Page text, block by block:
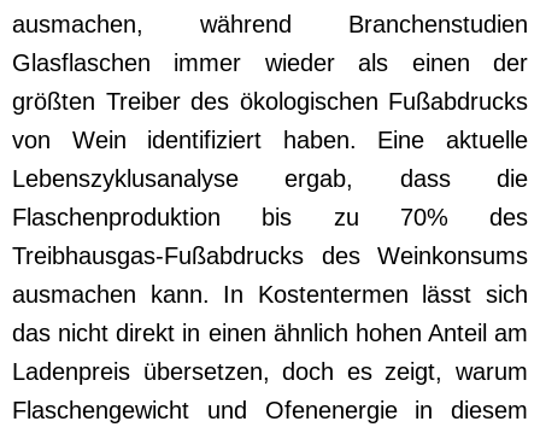
ausmachen, während Branchenstudien
Glasflaschen immer wieder als einen der
größten Treiber des ökologischen Fußabdrucks
von Wein identifiziert haben. Eine aktuelle
Lebenszyklusanalyse ergab, dass die
Flaschenproduktion bis zu 70% des
Treibhausgas-Fußabdrucks des Weinkonsums
ausmachen kann. In Kostentermen lässt sich
das nicht direkt in einen ähnlich hohen Anteil am
Ladenpreis übersetzen, doch es zeigt, warum
Flaschengewicht und Ofenenergie in diesem